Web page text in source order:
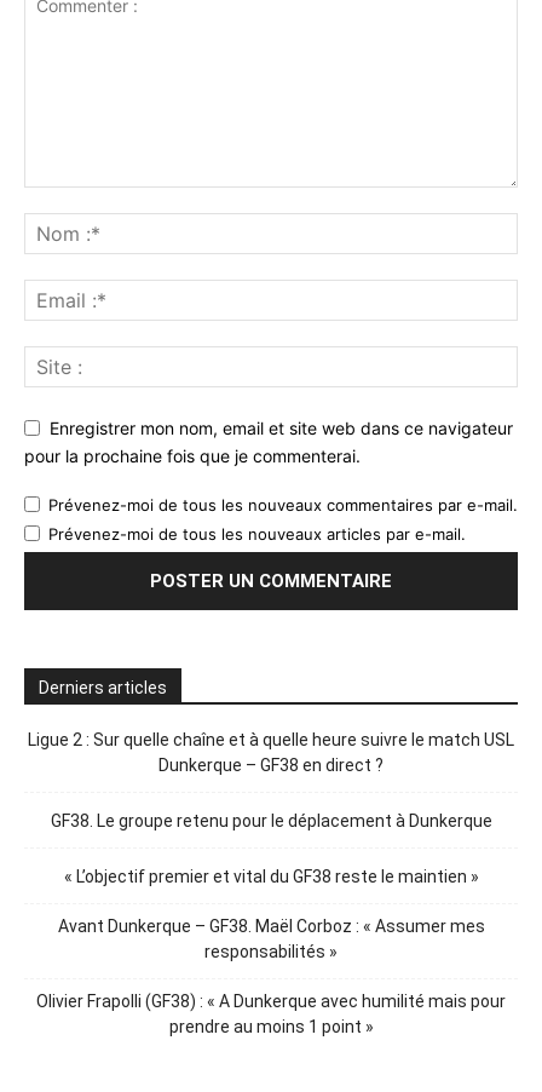
Enregistrer mon nom, email et site web dans ce navigateur
pour la prochaine fois que je commenterai.
Prévenez-moi de tous les nouveaux commentaires par e-mail.
Prévenez-moi de tous les nouveaux articles par e-mail.
Derniers articles
Ligue 2 : Sur quelle chaîne et à quelle heure suivre le match USL
Dunkerque – GF38 en direct ?
GF38. Le groupe retenu pour le déplacement à Dunkerque
« L’objectif premier et vital du GF38 reste le maintien »
Avant Dunkerque – GF38. Maël Corboz : « Assumer mes
responsabilités »
Olivier Frapolli (GF38) : « A Dunkerque avec humilité mais pour
prendre au moins 1 point »